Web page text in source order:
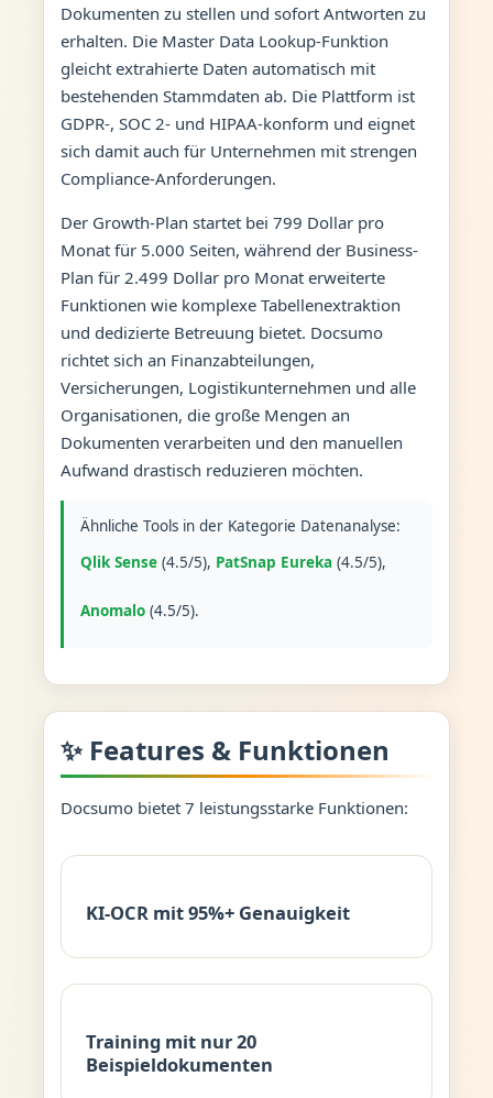
Dokumenten zu stellen und sofort Antworten zu
erhalten. Die Master Data Lookup-Funktion
gleicht extrahierte Daten automatisch mit
bestehenden Stammdaten ab. Die Plattform ist
GDPR-, SOC 2- und HIPAA-konform und eignet
sich damit auch für Unternehmen mit strengen
Compliance-Anforderungen.
Der Growth-Plan startet bei 799 Dollar pro
Monat für 5.000 Seiten, während der Business-
Plan für 2.499 Dollar pro Monat erweiterte
Funktionen wie komplexe Tabellenextraktion
und dedizierte Betreuung bietet. Docsumo
richtet sich an Finanzabteilungen,
Versicherungen, Logistikunternehmen und alle
Organisationen, die große Mengen an
Dokumenten verarbeiten und den manuellen
Aufwand drastisch reduzieren möchten.
Ähnliche Tools in der Kategorie Datenanalyse:
Qlik Sense(4.5/5), PatSnap Eureka(4.5/5),
Anomalo(4.5/5).
✨ Features & Funktionen
Docsumo bietet 7 leistungsstarke Funktionen:
KI-OCR mit 95%+ Genauigkeit
Training mit nur 20
Beispieldokumenten